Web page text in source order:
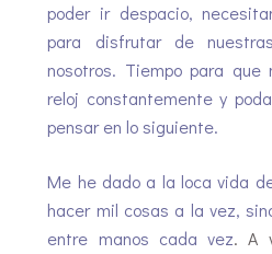
poder ir despacio,
para disfrutar de
nosotros. Tiempo para
reloj constantemente y
pensar en lo siguiente.
Me he dado a la loca vida
hacer mil cosas a la vez,
entre manos cada vez. A